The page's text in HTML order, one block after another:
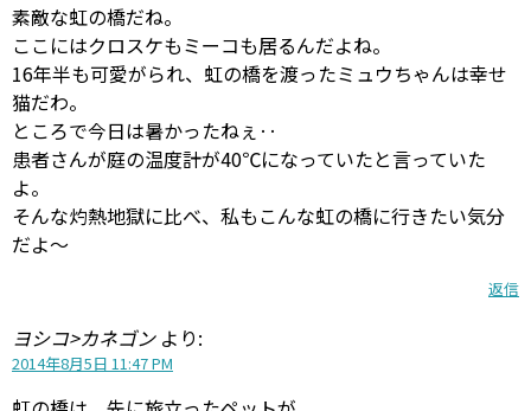
素敵な虹の橋だね。
ここにはクロスケもミーコも居るんだよね。
16年半も可愛がられ、虹の橋を渡ったミュウちゃんは幸せ
猫だわ。
ところで今日は暑かったねぇ‥
患者さんが庭の温度計が40℃になっていたと言っていた
よ。
そんな灼熱地獄に比べ、私もこんな虹の橋に行きたい気分
だよ～
返信
ヨシコ>カネゴン より:
2014年8月5日 11:47 PM